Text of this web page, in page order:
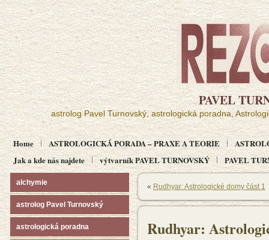
PAVEL
astrolog Pavel Turnovský, astrologická poradna,
Home ASTROLOGICKÁ PORADA – PRAXE A TEORIE
Jak a kde nás najdete
výtvarník PAVEL TURNOVSKÝ PAVEL
alchymie
astrolog Pavel Turnovský
astrologická poradna
« Rudhyar: Astrologické domy část 1
Rudhyar: